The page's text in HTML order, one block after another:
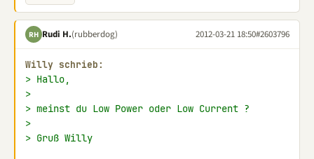
RH Rudi H.(rubberdog) 2012-03-21 18:50#2603796
Willy schrieb:
> Hallo,
>
> meinst du Low Power oder Low Current ?
>
> Gruß Willy